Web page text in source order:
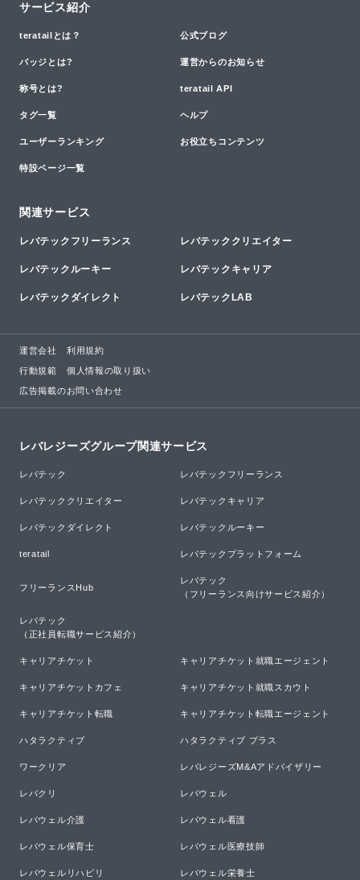
サービス紹介
teratailとは？ 公式ブログ
バッジとは? 運営からのお知らせ
称号とは? teratail API
タグ一覧 ヘルプ
ユーザーランキング お役立ちコンテンツ
特設ページ一覧
関連サービス
レバテックフリーランス レバテッククリエイター
レバテックルーキー レバテックキャリア
レバテックダイレクト レバテックLAB
運営会社 利用規約
行動規範 個人情報の取り扱い
広告掲載のお問い合わせ
レバレジーズグループ関連サービス
レバテック レバテックフリーランス
レバテッククリエイター レバテックキャリア
レバテックダイレクト レバテックルーキー
teratail レバテックプラットフォーム
フリーランスHub
レバテック
（フリーランス向けサービス紹介）
レバテック
（正社員転職サービス紹介）
キャリアチケット キャリアチケット就職エージェント
キャリアチケットカフェ キャリアチケット就職スカウト
キャリアチケット転職 キャリアチケット転職エージェント
ハタラクティブ ハタラクティブ プラス
ワークリア レバレジーズM&Aアドバイザリー
レバクリ レバウェル
レバウェル介護 レバウェル看護
レバウェル保育士 レバウェル医療技師
レバウェルリハビリ レバウェル栄養士